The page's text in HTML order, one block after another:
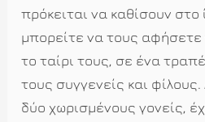
πρόκειται να καθίσουν στο
μπορείτε να τους αφήσετε
το ταίρι τους, σε ένα
τους συγγενείς και
δύο χωρισμένους γονείς,